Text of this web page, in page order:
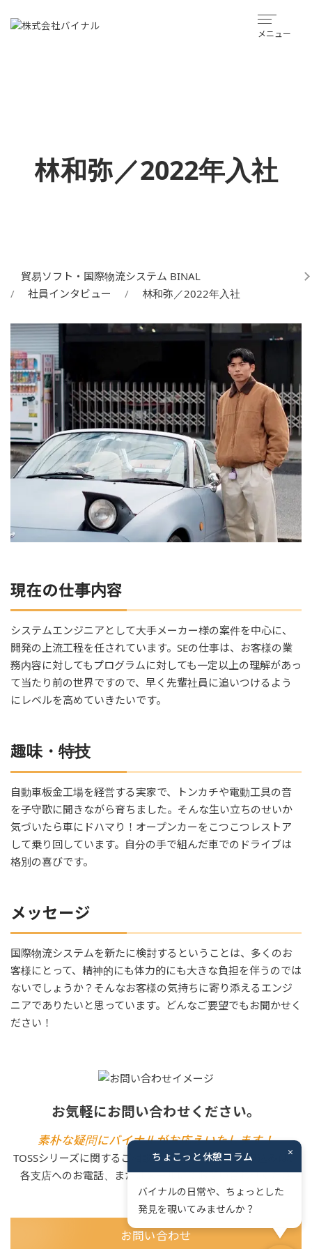
メニュー
林和弥／2022年入社
貿易ソフト・国際物流システム BINAL
社員インタビュー
林和弥／2022年入社
現在の仕事内容
システムエンジニアとして大手メーカー様の案件を中心に、
開発の上流工程を任されています。SEの仕事は、お客様の業
務内容に対してもプログラムに対しても一定以上の理解があっ
て当たり前の世界ですので、早く先輩社員に追いつけるよう
にレベルを高めていきたいです。
趣味・特技
自動車板金工場を経営する実家で、トンカチや電動工具の音
を子守歌に聞きながら育ちました。そんな生い立ちのせいか
気づいたら車にドハマり！オープンカーをこつこつレストア
して乗り回しています。自分の手で組んだ車でのドライブは
格別の喜びです。
メッセージ
国際物流システムを新たに検討するということは、多くのお
客様にとって、精神的にも体力的にも大きな負担を伴うのでは
ないでしょうか？そんなお客様の気持ちに寄り添えるエンジ
ニアでありたいと思っています。どんなご要望でもお聞かせく
ださい！
お気軽にお問い合わせください。
素朴な疑問にバイナルがお応えいたします！
TOSSシリーズに関するご相談・ご質問、資料のお申込みは、
各支店へのお電話、またはメールにてお問い合わせくださ
い。
お問い合わせ
×
ちょこっと休憩コラム
バイナルの日常や、ちょっとした
発見を覗いてみませんか？